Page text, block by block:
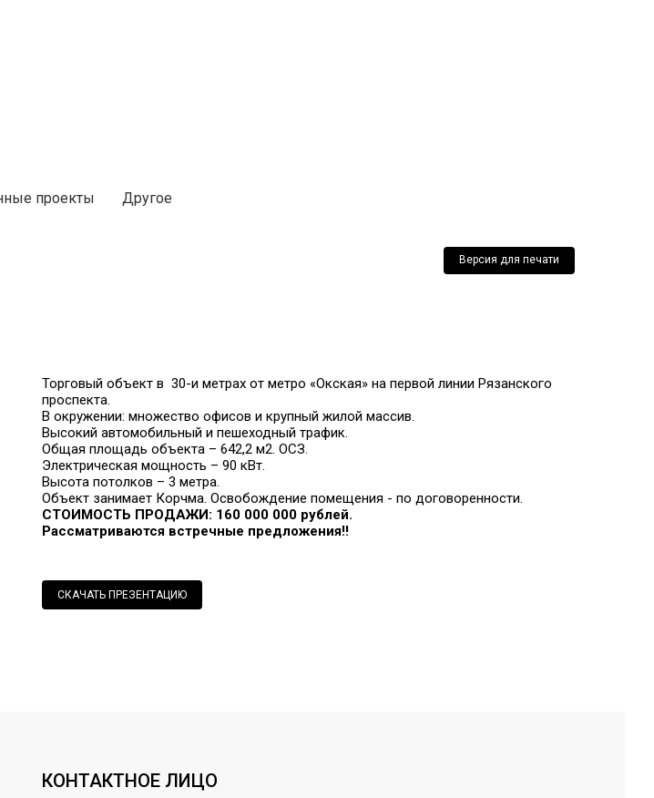
проекты Другое
Версия для печати
Торговый объект в 30-и метрах от метро «Окская» на первой линии Рязанского
проспекта.
В окружении: множество офисов и крупный жилой массив.
Высокий автомобильный и пешеходный трафик.
Общая площадь объекта – 642,2 м2. ОСЗ.
Электрическая мощность – 90 кВт.
Высота потолков – 3 метра.
Объект занимает Корчма. Освобождение помещения - по договоренности.
СТОИМОСТЬ ПРОДАЖИ: 160 000 000 рублей.
Рассматриваются встречные предложения!!
СКАЧАТЬ ПРЕЗЕНТАЦИЮ
КОНТАКТНОЕ ЛИЦО